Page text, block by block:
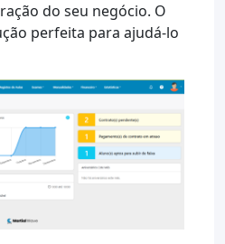
do seu negócio. O
perfeita para ajudá-lo